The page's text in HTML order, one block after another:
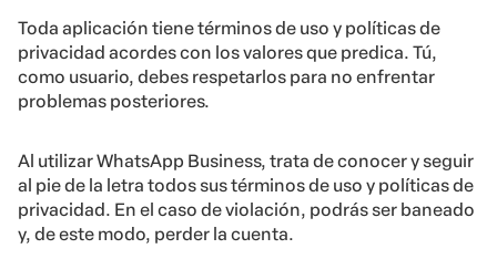
Toda aplicación tiene términos de uso y políticas de
privacidad acordes con los valores que predica. Tú,
como usuario, debes respetarlos para no enfrentar
problemas posteriores.
Al utilizar WhatsApp Business, trata de conocer y seguir
al pie de la letra todos sus términos de uso y políticas de
privacidad. En el caso de violación, podrás ser baneado
y, de este modo, perder la cuenta.